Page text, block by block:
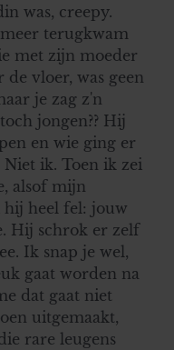
was, creepy.
terugkwam
met zijn moeder
vloer, was geen
je zag z'n
jongen?? Hij
en wie ging er
Niet ik. Toen ik zei
alsof mijn
hij heel fel: jouw
Hij schrok er zelf
Ik snap je wel,
gaat worden na
dat gaat niet
uitgemaakt,
rare leugens